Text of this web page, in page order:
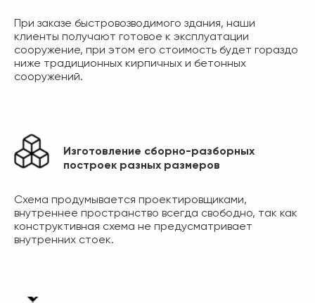
При заказе быстровозводимого здания, наши
клиенты получают готовое к эксплуатации
сооружение, при этом его стоимость будет гораздо
ниже традиционных кирпичных и бетонных
сооружений.
Изготовление сборно-разборных
построек разных размеров
Схема продумывается проектировщиками,
внутреннее пространство всегда свободно, так как
конструктивная схема не предусматривает
внутренних стоек.